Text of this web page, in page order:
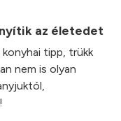
az életedet
tipp, trükk
nem is olyan